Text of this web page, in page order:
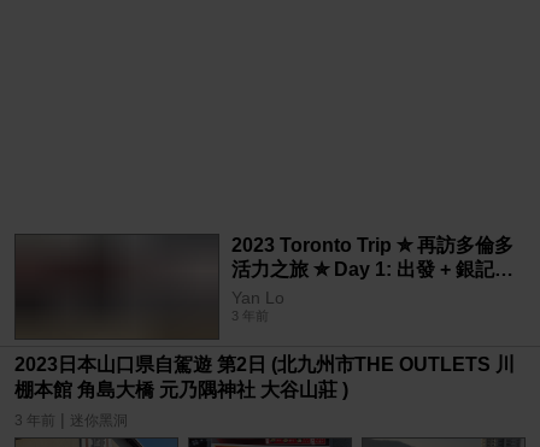
2023 Toronto Trip ✮ 再訪多倫多
活力之旅 ✮ Day 1: 出發 + 銀記腸
粉 + Courtyard Toronto + 明珠
Pearl Harbourfront
Yan Lo
3 年前
2023日本山口県自駕遊 第2日 (北九州市THE OUTLETS 川
棚本館 角島大橋 元乃隅神社 大谷山莊 )
3 年前 | 迷你黑洞